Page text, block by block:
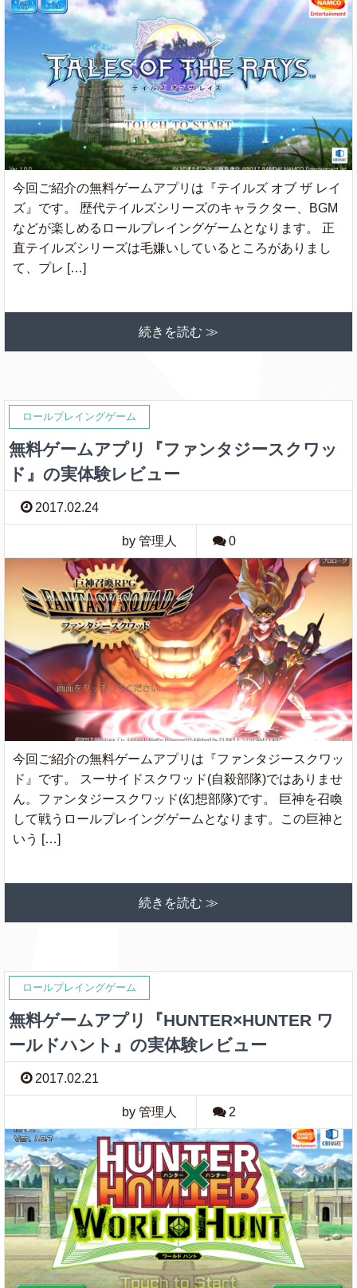
今回ご紹介の無料ゲームアプリは『テイルズ オブ ザ レイ
ズ』です。 歴代テイルズシリーズのキャラクター、BGM
などが楽しめるロールプレイングゲームとなります。 正
直テイルズシリーズは毛嫌いしているところがありまし
て、プレ […]
続きを読む ≫
ロールプレイングゲーム
無料ゲームアプリ『ファンタジースクワッ
ド』の実体験レビュー
2017.02.24
by 管理人 0
今回ご紹介の無料ゲームアプリは『ファンタジースクワッ
ド』です。 スーサイドスクワッド(自殺部隊)ではありませ
ん。ファンタジースクワッド(幻想部隊)です。 巨神を召喚
して戦うロールプレイングゲームとなります。この巨神と
いう […]
続きを読む ≫
ロールプレイングゲーム
無料ゲームアプリ『HUNTER×HUNTER ワ
ールドハント』の実体験レビュー
2017.02.21
by 管理人 2